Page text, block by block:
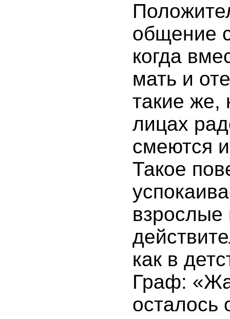
общение
когда
мать и
такие
лицах
смеются
Такое
взрослые
как в
Граф:
осталось